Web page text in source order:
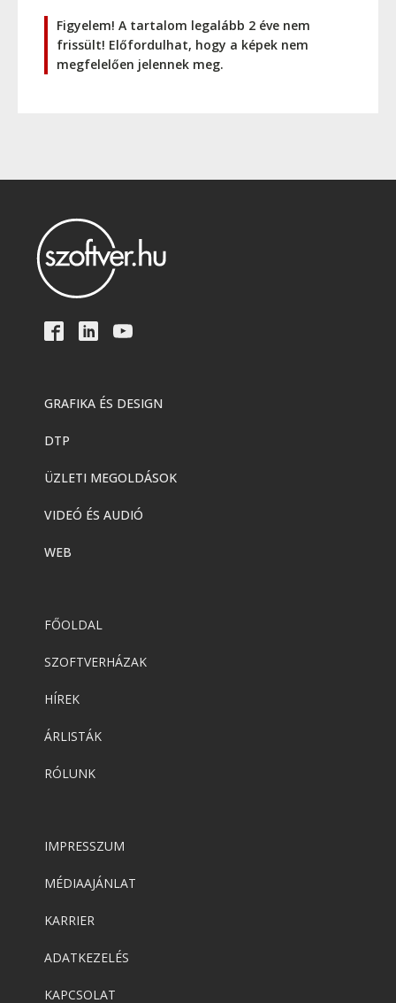
Figyelem! A tartalom legalább 2 éve nem
frissült! Előfordulhat, hogy a képek nem
megfelelően jelennek meg.
GRAFIKA ÉS DESIGN
DTP
ÜZLETI MEGOLDÁSOK
VIDEÓ ÉS AUDIÓ
WEB
FŐOLDAL
SZOFTVERHÁZAK
HÍREK
ÁRLISTÁK
RÓLUNK
IMPRESSZUM
MÉDIAAJÁNLAT
KARRIER
ADATKEZELÉS
KAPCSOLAT